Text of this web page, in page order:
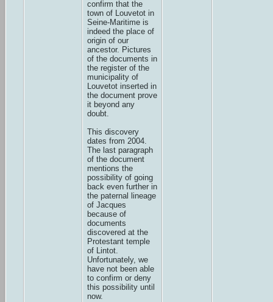
confirm that the
town of Louvetot in
Seine-Maritime is
indeed the place of
origin of our
ancestor. Pictures
of the documents in
the register of the
municipality of
Louvetot inserted in
the document prove
it beyond any
doubt.
This discovery
dates from 2004.
The last paragraph
of the document
mentions the
possibility of going
back even further in
the paternal lineage
of Jacques
because of
documents
discovered at the
Protestant temple
of Lintot.
Unfortunately, we
have not been able
to confirm or deny
this possibility until
now.